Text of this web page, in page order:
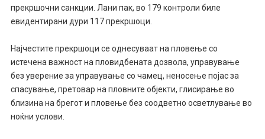
прекршочни санкции. Лани пак, во 179 контроли биле
евидентирани дури 117 прекршоци.
Најчестите прекршоци се однесуваат на пловење со
истечена важност на пловидбената дозвола, управување
без уверение за управување со чамец, неносење појас за
спасување, претовар на пловните објекти, глисирање во
близина на брегот и пловење без соодветно осветлување во
ноќни услови.